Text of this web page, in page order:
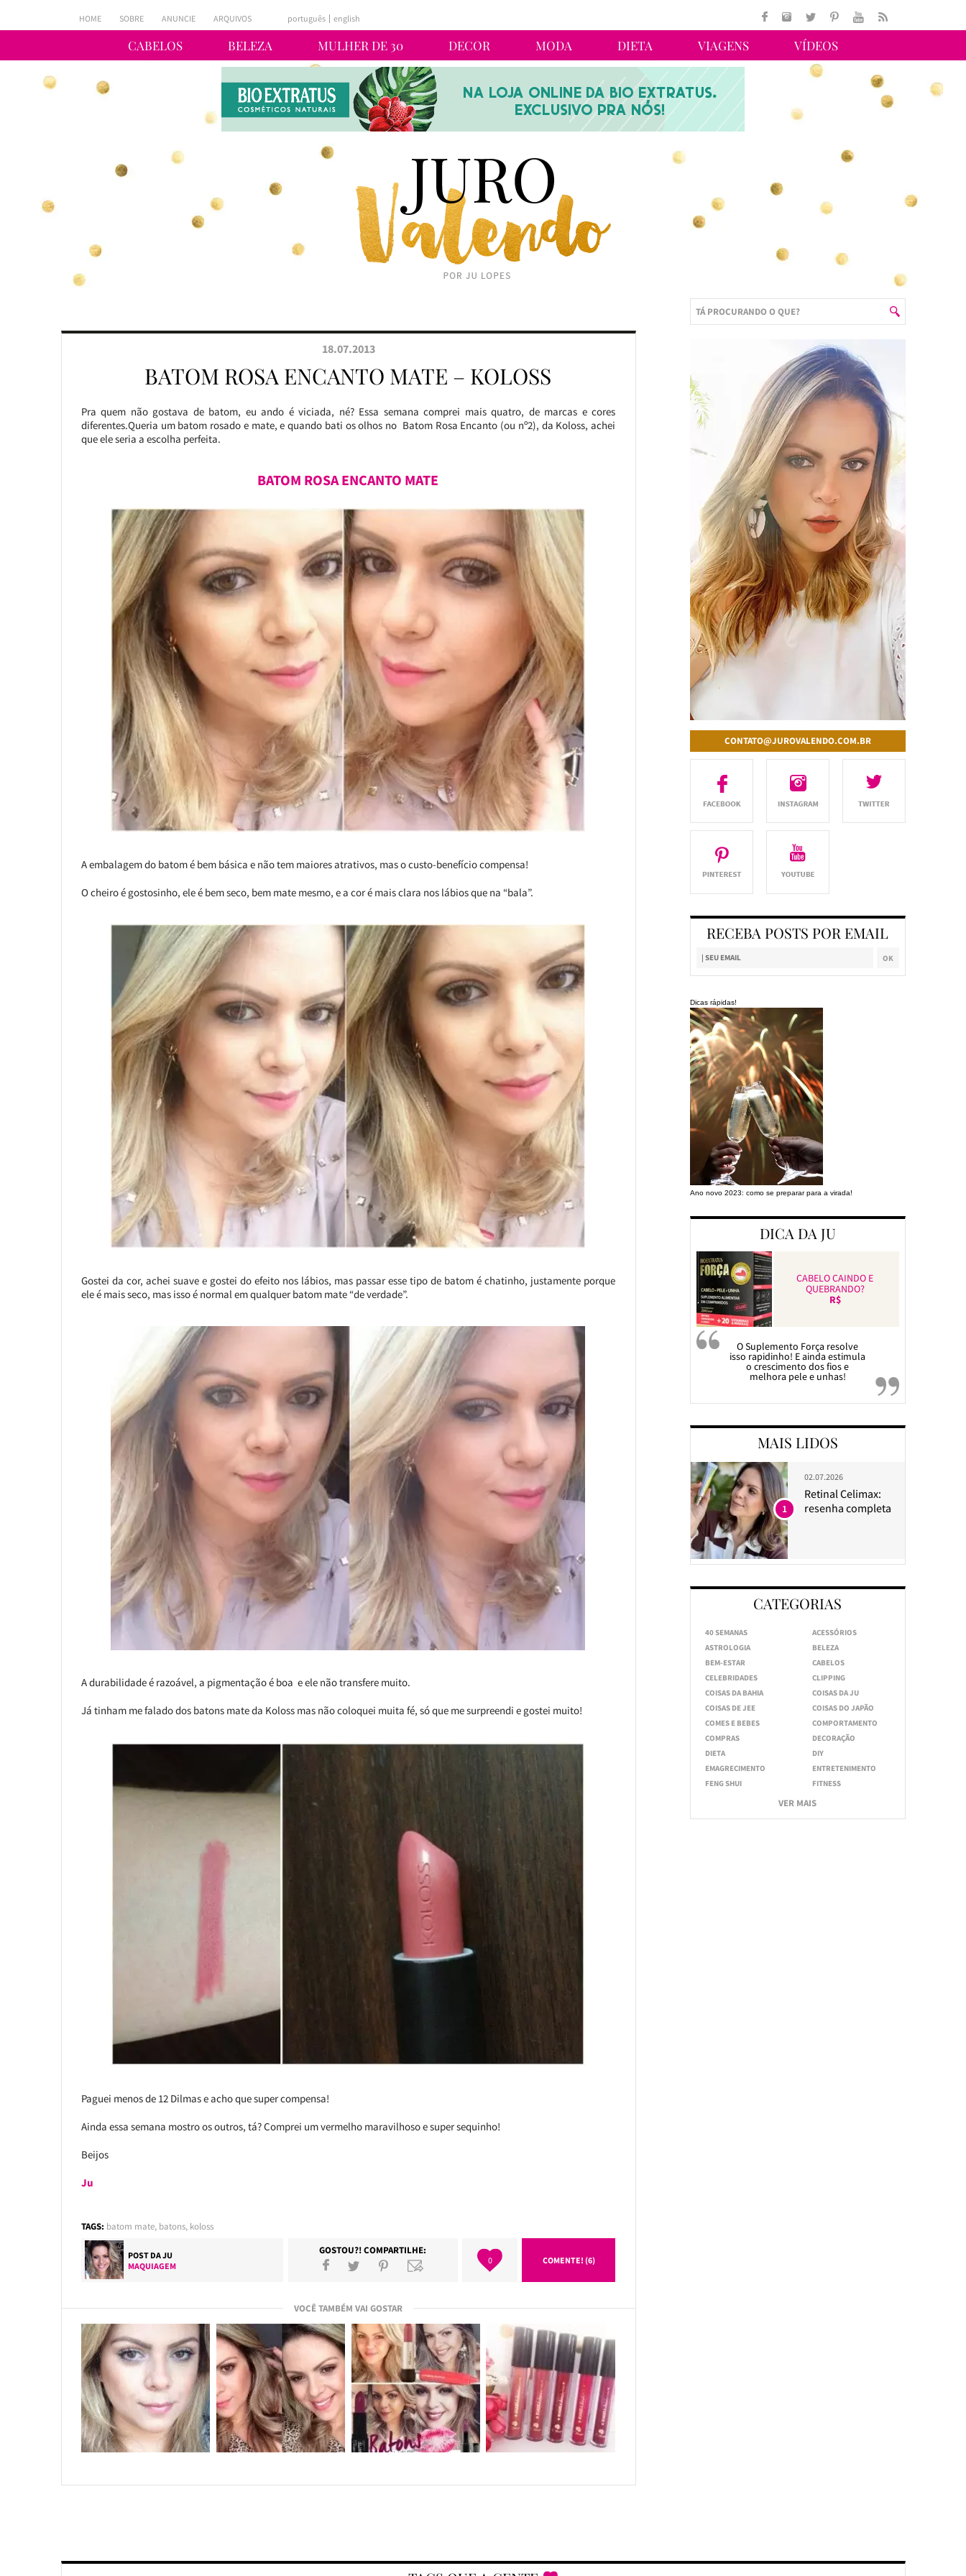
CABELOS BELEZA MULHER DE 30 DECOR MODA DIETA VIAGENS VÍDEOS
HOME SOBRE ANUNCIE ARQUIVOS português english
18.07.2013
BATOM ROSA ENCANTO MATE – KOLOSS
Pra quem não gostava de batom, eu ando é viciada, né? Essa semana comprei mais quatro, de marcas e cores
diferentes.Queria um batom rosado e mate, e quando bati os olhos no Batom Rosa Encanto (ou nº2), da Koloss, achei
que ele seria a escolha perfeita.
BATOM ROSA ENCANTO MATE
A embalagem do batom é bem básica e não tem maiores atrativos, mas o custo-benefício compensa!
O cheiro é gostosinho, ele é bem seco, bem mate mesmo, e a cor é mais clara nos lábios que na “bala”.
Gostei da cor, achei suave e gostei do efeito nos lábios, mas passar esse tipo de batom é chatinho, justamente porque
ele é mais seco, mas isso é normal em qualquer batom mate “de verdade”.
A durabilidade é razoável, a pigmentação é boa e ele não transfere muito.
Já tinham me falado dos batons mate da Koloss mas não coloquei muita fé, só que me surpreendi e gostei muito!
Paguei menos de 12 Dilmas e acho que super compensa!
Ainda essa semana mostro os outros, tá? Comprei um vermelho maravilhoso e super sequinho!
Beijos
Ju
TAGS: batom mate, batons, koloss
POST DAJU
MAQUIAGEM
GOSTOU?! COMPARTILHE:
0 COMENTE! (6)
VOCÊ TAMBÉM VAI GOSTAR
CONTATO@JUROVALENDO.COM.BR
RECEBA POSTS POR EMAIL
Dicas rápidas!
Ano novo 2023: como se preparar para a virada!
DICA DA JU
CABELO CAINDO E
QUEBRANDO?
R$
O Suplemento Força resolve
isso rapidinho! E ainda estimula
o crescimento dos fios e
melhora pele e unhas!
MAIS LIDOS
02.07.2026
Retinal Celimax:
resenha completa
1
CATEGORIAS
40 SEMANAS
ACESSÓRIOS
ASTROLOGIA
BELEZA
BEM-ESTAR
CABELOS
CELEBRIDADES
CLIPPING
COISAS DA BAHIA
COISAS DA JU
COISAS DE JEE
COISAS DO JAPÃO
COMES E BEBES
COMPORTAMENTO
COMPRAS
DECORAÇÃO
DIETA
DIY
EMAGRECIMENTO
ENTRETENIMENTO
FENG SHUI
FITNESS
VER MAIS